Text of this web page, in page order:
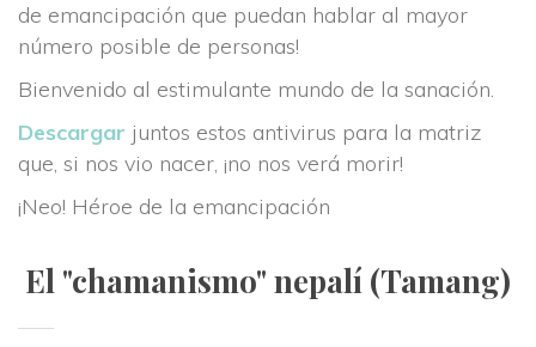
de emancipación que puedan hablar al mayor
número posible de personas!
Bienvenido al estimulante mundo de la sanación.
Descargar juntos estos antivirus para la matriz
que, si nos vio nacer, ¡no nos verá morir!
¡Neo! Héroe de la emancipación
El "chamanismo" nepalí (Tamang)